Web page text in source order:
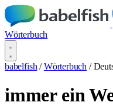
Wörterbuch
babelfish / Wörterbuch /
immer ein